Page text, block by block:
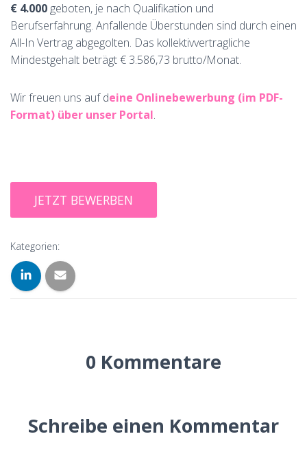
€ 4.000 geboten, je nach Qualifikation und
Berufserfahrung. Anfallende Überstunden sind durch einen
All-In Vertrag abgegolten. Das kollektivvertragliche
Mindestgehalt beträgt € 3.586,73 brutto/Monat.
Wir freuen uns auf deine Onlinebewerbung (im PDF-
Format) über unser Portal.
Kategorien:
0 Kommentare
Schreibe einen Kommentar